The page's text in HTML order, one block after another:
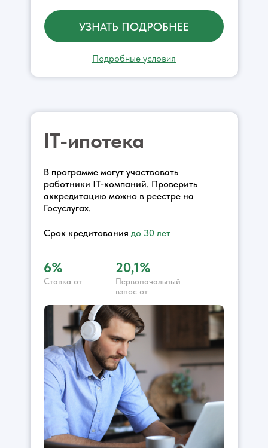
УЗНАТЬ ПОДРОБНЕЕ
Подробные условия
IT-ипотека
В программе могут участвовать
работники IT-компаний. Проверить
аккредитацию можно в реестре на
Госуслугах.
Срок кредитования до 30 лет
6% 20,1%
Ставка от
Первоначальный
взнос от